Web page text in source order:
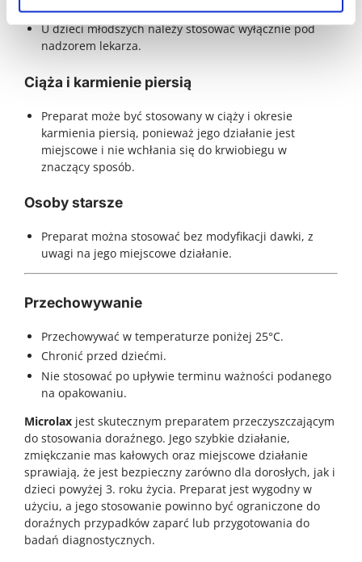
Preparat stosowany u dzieci powyżej 3. roku życia.
U dzieci młodszych należy stosować wyłącznie pod
nadzorem lekarza.
Ciąża i karmienie piersią
Preparat może być stosowany w ciąży i okresie
karmienia piersią, ponieważ jego działanie jest
miejscowe i nie wchłania się do krwiobiegu w
znaczący sposób.
Osoby starsze
Preparat można stosować bez modyfikacji dawki, z
uwagi na jego miejscowe działanie.
Przechowywanie
Przechowywać w temperaturze poniżej 25°C.
Chronić przed dziećmi.
Nie stosować po upływie terminu ważności podanego
na opakowaniu.
Microlax jest skutecznym preparatem przeczyszczającym
do stosowania doraźnego. Jego szybkie działanie,
zmiękczanie mas kałowych oraz miejscowe działanie
sprawiają, że jest bezpieczny zarówno dla dorosłych, jak i
dzieci powyżej 3. roku życia. Preparat jest wygodny w
użyciu, a jego stosowanie powinno być ograniczone do
doraźnych przypadków zaparć lub przygotowania do
badań diagnostycznych.